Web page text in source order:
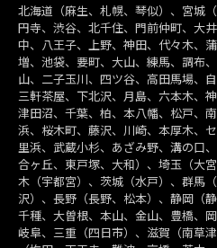
北海道（麻生、札幌、琴似）、宮城
円寺、渋谷、北千住、門前仲町、大
中、八王子、上野、神田、代々木、
増、池袋、要町、大山、練馬、調布
山、二子玉川、四ツ谷、高田馬場、
三軒茶屋、下北沢、月島、六本木、
津田沼、千葉、柏、本八幡、松戸、
浜、桜木町、藤沢、川崎、本厚木、
里浜、武蔵小杉、あざみ野、溝の口
合ヶ丘、東戸塚、大和）、埼玉（大
木（宇都宮）、茨城（水戸）、群馬
沢）、長野（長野、松本）、静岡（
千種、大曽根、本山、金山、豊橋、
岐阜、三重（四日市）、滋賀（南草